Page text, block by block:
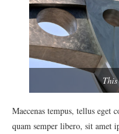
Maecenas tempus, tellus eget
quam semper libero, sit amet